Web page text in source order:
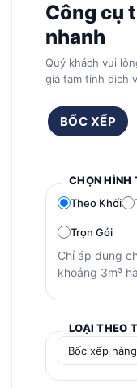
Công cụ
nhanh
Quý khách vui
giá tạm tính dịch
BỐC XẾP
CHỌN HÌNH
Theo Khối
Trọn Gói
Chỉ áp dụng
khoảng 3m³
LOẠI THEO